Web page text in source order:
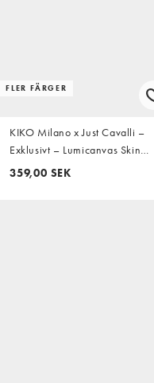
FLER FÄRGER
KIKO Milano x Just Cavalli –
Exklusivt – Lumicanvas Skin
Enhancer – Ansiktsprodukt med
359,00 SEK